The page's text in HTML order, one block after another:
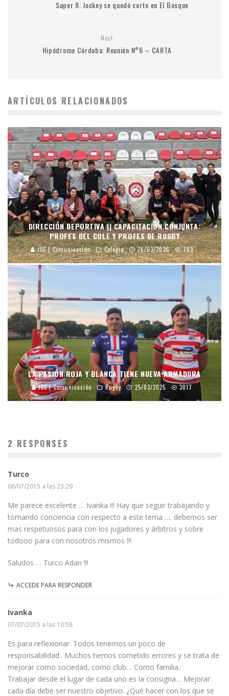
Super 8: Jockey se quedó corto en El Bosque
Next
Hipódromo Córdoba: Reunión N°6 – CARTA
ARTÍCULOS RELACIONADOS
DIRECCIÓN DEPORTIVA || CAPACITACIÓN CONJUNTA:
PROFES DEL COLE Y PROFES DE RUGBY
JCC | Comunicación Colegio 26/03/2026 763
LA PASIÓN ROJA Y BLANCA TIENE NUEVA ARMADURA
JCC | Comunicación Rugby 25/03/2025 3017
2 RESPONSES
Turco
06/07/2015 a las 23:29
Me parece excelente … Ivanka !!! Hay que seguir trabajando y
tomando conciencia con respecto a este tema …. debemos ser
mas respetuosos para con los jugadores y árbitros y sobre
todooo para con nosotros mismos !!!
Saludos … Turco Adan !!!
ACCEDE PARA RESPONDER
Ivanka
07/07/2015 a las 10:58
Es para reflexionar. Todos tenemos un poco de
responsabilidad.. Muchos hemos cometido errores y se trata de
mejorar como sociedad, como club… Como familia.
Trabajar desde el lugar de cada uno es la consigna… Mejorar
cada día debe ser nuestro objetivo. ¿Qué hacer con los que se